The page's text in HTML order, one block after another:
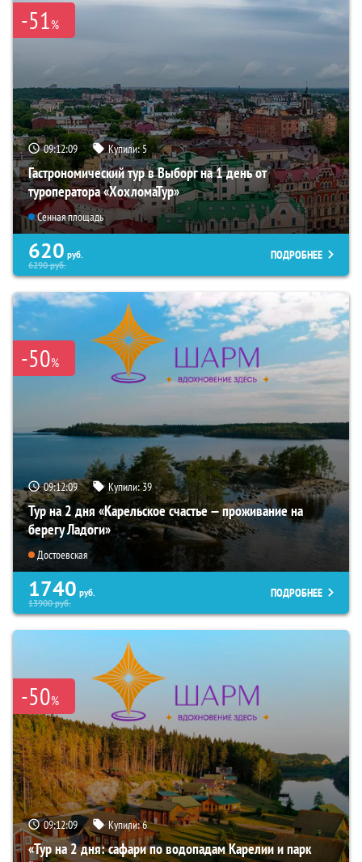
-51%
09:12:08 Купили:5
Гастрономический тур в Выборг на 1 день от
туроператора «ХохломаТур»
Сенная площадь
620 руб.
6290руб.
ПОДРОБНЕЕ
-50%
09:12:08 Купили:39
Тур на 2 дня «Карельское счастье — проживание на
берегу Ладоги»
Достоевская
1740 руб.
13900руб.
ПОДРОБНЕЕ
-50%
09:12:08 Купили:6
«Тур на 2 дня: сафари по водопадам Карелии и парк